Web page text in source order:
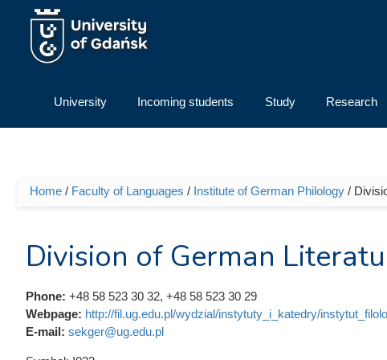
Skip to main content
University Incoming students Study Research
You are here
Home / Faculty of Languages / Institute of German Philology /
Division of German
Phone: +48 58 523 30 32, +48 58 523 30 29
Webpage: http://fil.ug.edu.pl/wydzial/instytuty_i_katedry/
E-mail: sekger@ug.edu.pl